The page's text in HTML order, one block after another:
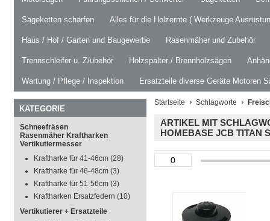
Sägeketten schärfen Alles für die Holzernte ( Werkzeuge
Haus / Hof / Garten und Baugewerbe Rasenmäher und Zubehör
Trennschleifer u. Z/ubehör Holzspalter / Brennholzsägen
Wartung / Pflege / Inspektion Ersatzteile diverse Geräte Motoren
KATEGORIE
Schneefräsen
Rasenmäher Kraftharken
Vertikutiermesser
Kraftharke für 41-46cm (28)
Kraftharke für 46-48cm (3)
Kraftharke für 51-56cm (3)
Kraftharken Ersatzfedern (10)
Vertikutierer + Ersatzteile
Startseite Schlagworte
ARTIKEL MIT
HOMEBASE JCB TITAN